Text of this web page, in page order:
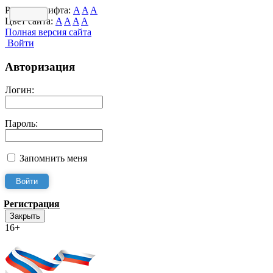
Размер шрифта: A A A
Цвет сайта: A A A A
Полная версия сайта
Войти
Авторизация
Логин:
Пароль:
Запомнить меня
Регистрация
Закрыть
16+